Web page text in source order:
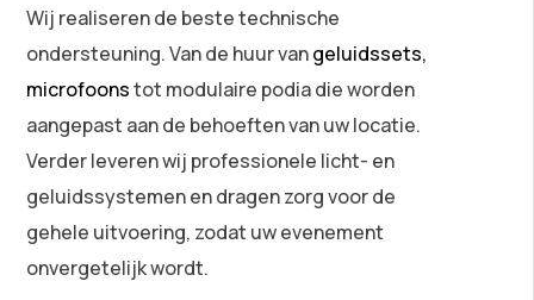
Wij realiseren de beste technische
ondersteuning. Van de huur vangeluidssets,
microfoonstot modulaire podia die worden
aangepast aan de behoeften van uw locatie.
Verder leveren wij professionele licht- en
geluidssystemen en dragen zorg voor de
gehele uitvoering, zodat uw evenement
onvergetelijk wordt.